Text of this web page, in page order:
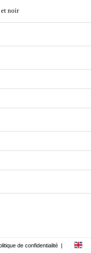
noir
de confidentialité |